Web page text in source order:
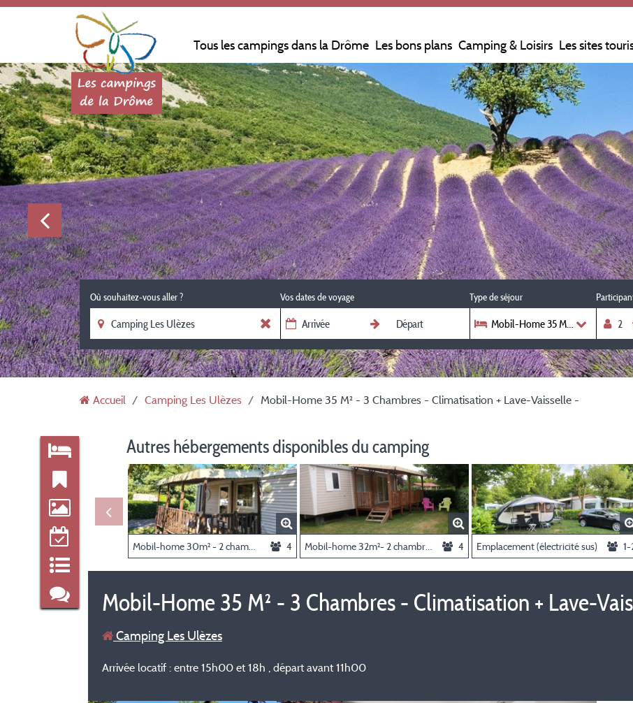
Tous les campings dans la Drôme Les bons plans Camping & Loisirs Les sites
Où souhaitez-vous aller ? Vos dates de voyage Type de séjour
Mobil-Home 35 M² - 3
Accueil Camping Les Ulèzes Mobil-Home 35 M² - 3 Chambres - Climatisation + Lave-Vaisselle -
Autres hébergements disponibles du camping
Mobil-home 30m² - 2 chambres - climatisé - 4 Mobil-home 32m²- 2 chambres - climatisé + lave vaisselle 4 Emplacement (électricité sus) 1-
Mobil-Home 35 M² - 3 Chambres - Climatisation + Lave-
Camping Les Ulèzes
Arrivée locatif : entre 15h00 et 18h , départ avant 11h00